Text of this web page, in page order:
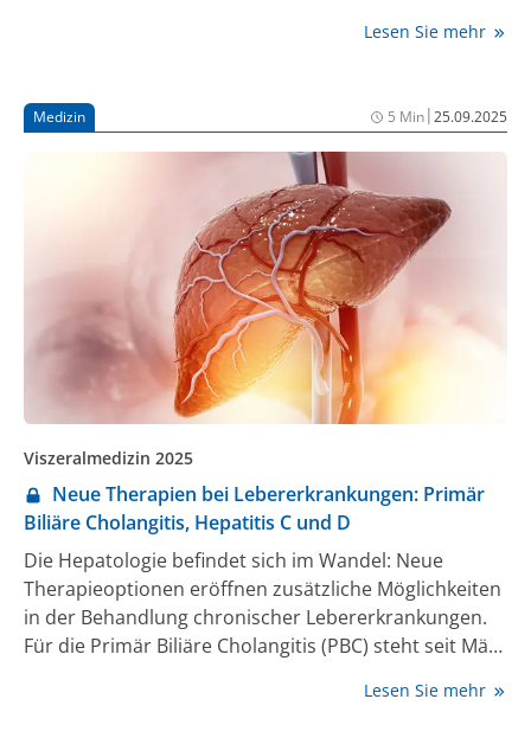
Kombinationstherapien kann dies gelingen.Lesen Sie mehr
Medizin 5 Min|25.09.2025
Viszeralmedizin 2025
Neue Therapien bei Lebererkrankungen: Primär
Biliäre Cholangitis, Hepatitis C und D
Die Hepatologie befindet sich im Wandel: Neue
Therapieoptionen eröffnen zusätzliche Möglichkeiten
in der Behandlung chronischer Lebererkrankungen.
Für die Primär Biliäre Cholangitis (PBC) steht seit März
Zweitlinientherapie zur Verfügung. Sechs Monate
Lesen Sie mehr